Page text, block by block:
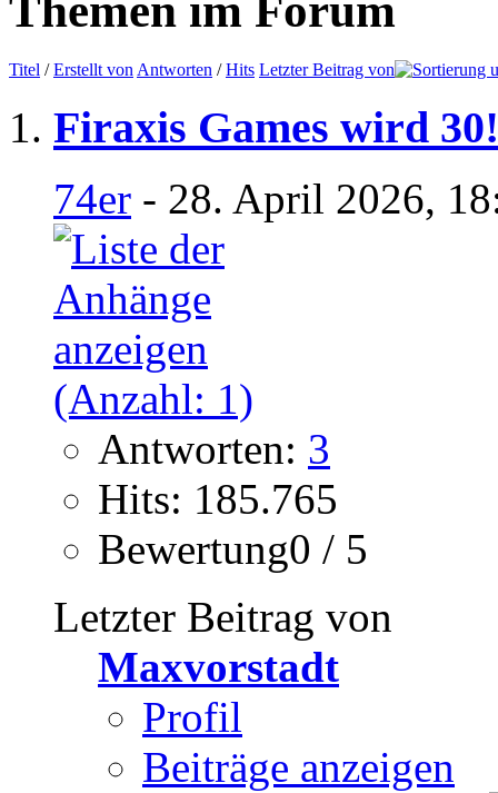
Themen im Forum
Titel /Erstellt von Antworten /Hits Letzter Beitrag von
Firaxis Games wird 30!
74er - 28. April 2026,
Antworten: 3
Hits: 185.765
Bewertung0 / 5
Letzter Beitrag von
Maxvorstadt
Profil
Beiträge anzeigen